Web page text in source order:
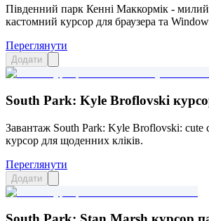
Південний парк Кенні Маккормік - милий
кастомний курсор для браузера та
Переглянути
Додати
South Park: Kyle Broflovski
Завантаж South Park: Kyle Broflovski: cute
курсор для щоденних кліків.
Переглянути
Додати